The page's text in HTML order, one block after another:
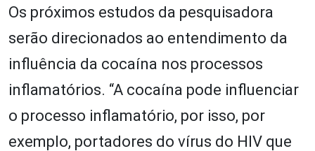
Os próximos estudos da pesquisadora
serão direcionados ao entendimento da
influência da cocaína nos processos
inflamatórios. “A cocaína pode influenciar
o processo inflamatório, por isso, por
exemplo, portadores do vírus do HIV que